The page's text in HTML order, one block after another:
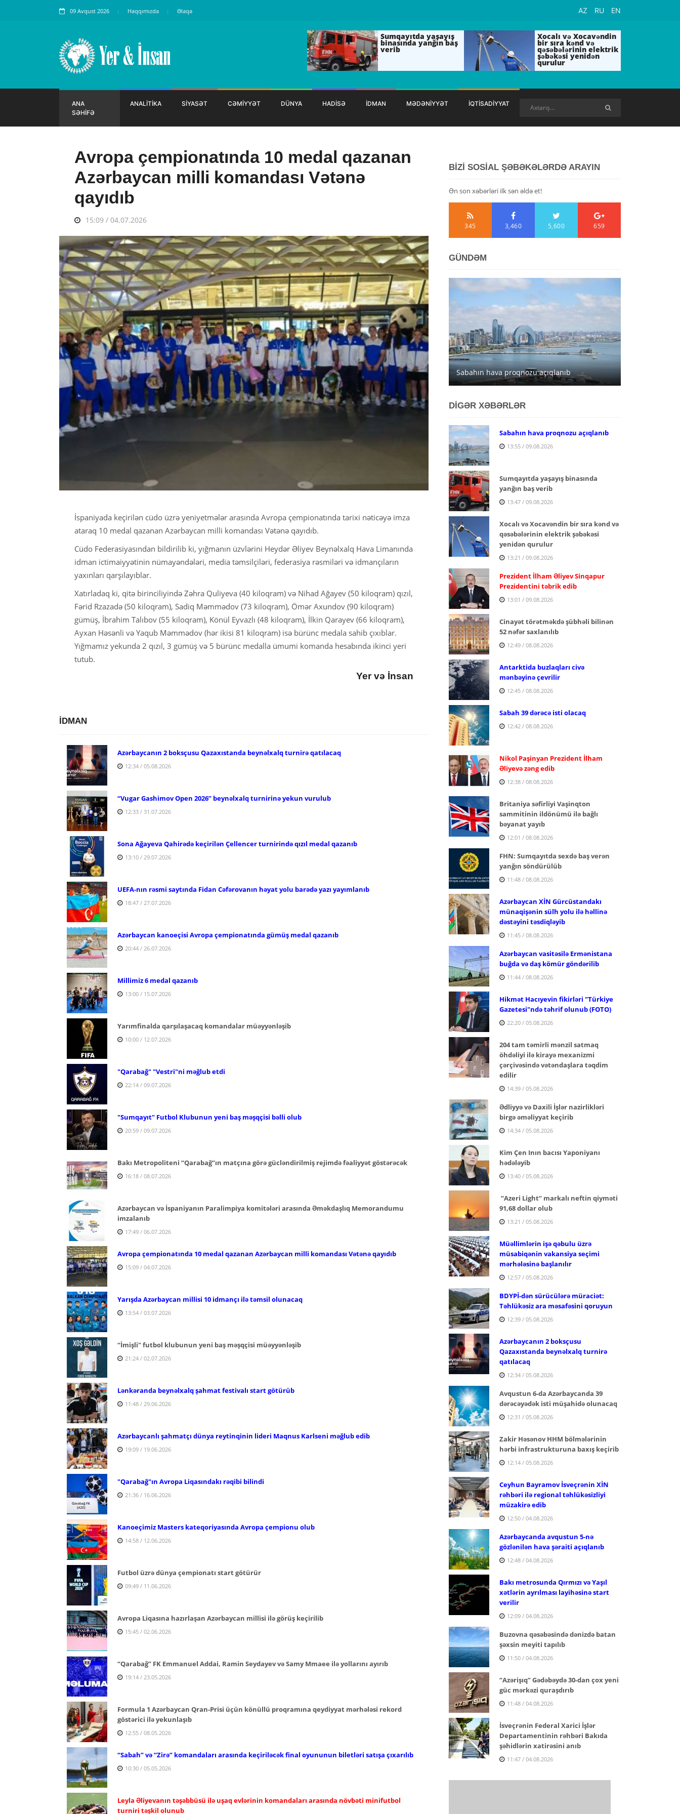
09 Avqust 2026 Haqqımızda Əlaqə AZ RU EN
Sumqayıtda yaşayış
binasında yanğın baş
verib
Xocalı və Xocavəndin
bir sıra kənd və
qəsəbələrinin elektrik
şəbəkəsi yenidən
qurulur
ANA
SƏHİFƏ
ANALİTİKA SİYASƏT CƏMİYYƏT DÜNYA HADİSƏ İDMAN MƏDƏNİYYƏT İQTİSADİYYAT
Avropa çempionatında 10 medal qazanan
Azərbaycan milli komandası Vətənə
qayıdıb
15:09 / 04.07.2026
İspaniyada keçirilən cüdo üzrə yeniyetmələr arasında Avropa çempionatında tarixi nəticəyə imza
ataraq 10 medal qazanan Azərbaycan milli komandası Vətənə qayıdıb.
Cüdo Federasiyasından bildirilib ki, yığmanın üzvlərini Heydər Əliyev Beynəlxalq Hava Limanında
idman ictimaiyyətinin nümayəndələri, media təmsilçiləri, federasiya rəsmiləri və idmançıların
yaxınları qarşılayıblar.
Xatırladaq ki, qitə birinciliyində Zəhra Quliyeva (40 kiloqram) və Nihad Ağayev (50 kiloqram) qızıl,
Fərid Rzazadə (50 kiloqram), Sadiq Məmmədov (73 kiloqram), Ömər Axundov (90 kiloqram)
gümüş, İbrahim Talıbov (55 kiloqram), Könül Eyvazlı (48 kiloqram), İlkin Qarayev (66 kiloqram),
Ayxan Həsənli və Yaqub Məmmədov (hər ikisi 81 kiloqram) isə bürünc medala sahib çıxıblar.
Yığmamız yekunda 2 qızıl, 3 gümüş və 5 bürünc medalla ümumi komanda hesabında ikinci yeri
tutub.
Yer və İnsan
İDMAN
Azərbaycanın 2 boksçusu Qazaxıstanda beynəlxalq turnirə qatılacaq
12:34 / 05.08.2026
“Vugar Gashimov Open 2026” beynəlxalq turnirinə yekun vurulub
12:33 / 31.07.2026
Sona Ağayeva Qahirədə keçirilən Çellencer turnirində qızıl medal qazanıb
13:10 / 29.07.2026
UEFA-nın rəsmi saytında Fidan Cəfərovanın həyat yolu barədə yazı yayımlanıb
18:47 / 27.07.2026
Azərbaycan kanoeçisi Avropa çempionatında gümüş medal qazanıb
20:44 / 26.07.2026
Millimiz 6 medal qazanıb
13:00 / 15.07.2026
Yarımfinalda qarşılaşacaq komandalar müəyyənləşib
10:00 / 12.07.2026
"Qarabağ" "Vestri"ni məğlub etdi
22:14 / 09.07.2026
"Sumqayıt" Futbol Klubunun yeni baş məşqçisi bəlli olub
20:59 / 09.07.2026
Bakı Metropoliteni “Qarabağ”ın matçına görə gücləndirilmiş rejimdə fəaliyyət göstərəcək
16:18 / 08.07.2026
Azərbaycan və İspaniyanın Paralimpiya komitələri arasında Əməkdaşlıq Memorandumu
imzalanıb
17:49 / 06.07.2026
Avropa çempionatında 10 medal qazanan Azərbaycan milli komandası Vətənə qayıdıb
15:09 / 04.07.2026
Yarışda Azərbaycan millisi 10 idmançı ilə təmsil olunacaq
13:54 / 03.07.2026
“İmişli" futbol klubunun yeni baş məşqçisi müəyyənləşib
21:24 / 02.07.2026
Lənkəranda beynəlxalq şahmat festivalı start götürüb
11:48 / 29.06.2026
Azərbaycanlı şahmatçı dünya reytinqinin lideri Maqnus Karlseni məğlub edib
19:09 / 19.06.2026
"Qarabağ"ın Avropa Liqasındakı rəqibi bilindi
21:36 / 16.06.2026
Kanoeçimiz Masters kateqoriyasında Avropa çempionu olub
14:58 / 12.06.2026
Futbol üzrə dünya çempionatı start götürür
09:49 / 11.06.2026
Avropa Liqasına hazırlaşan Azərbaycan millisi ilə görüş keçirilib
15:45 / 02.06.2026
“Qarabağ” FK Emmanuel Addai, Ramin Seydayev və Samy Mmaee ilə yollarını ayırıb
19:14 / 23.05.2026
Formula 1 Azərbaycan Qran-Prisi üçün könüllü proqramına qeydiyyat mərhələsi rekord
göstərici ilə yekunlaşıb
12:55 / 08.05.2026
“Sabah” və “Zirə” komandaları arasında keçiriləcək final oyununun biletləri satışa çıxarılıb
10:30 / 05.05.2026
Leyla Əliyevanın təşəbbüsü ilə uşaq evlərinin komandaları arasında növbəti minifutbol
turniri təşkil olunub
BİZİ SOSİAL ŞƏBƏKƏLƏRDƏ ARAYIN
Ən son xəbərləri ilk sən əldə et!
345 3,460 5,600 659
GÜNDƏM
Sabahın hava proqnozu açıqlanıb
DİGƏR XƏBƏRLƏR
Sabahın hava proqnozu açıqlanıb
13:55 / 09.08.2026
Sumqayıtda yaşayış binasında
yanğın baş verib
13:47 / 09.08.2026
Xocalı və Xocavəndin bir sıra kənd və
qəsəbələrinin elektrik şəbəkəsi
yenidən qurulur
13:21 / 09.08.2026
Prezident İlham Əliyev Sinqapur
Prezidentini təbrik edib
13:01 / 09.08.2026
Cinayət törətməkdə şübhəli bilinən
52 nəfər saxlanılıb
12:49 / 08.08.2026
Antarktida buzlaqları civə
mənbəyinə çevrilir
12:45 / 08.08.2026
Sabah 39 dərəcə isti olacaq
12:42 / 08.08.2026
Nikol Paşinyan Prezident İlham
Əliyevə zəng edib
12:38 / 08.08.2026
Britaniya səfirliyi Vaşinqton
sammitinin ildönümü ilə bağlı
bəyanat yayıb
12:01 / 08.08.2026
FHN: Sumqayıtda sexdə baş verən
yanğın söndürülüb
11:48 / 08.08.2026
Azərbaycan XİN Gürcüstandakı
münaqişənin sülh yolu ilə həllinə
dəstəyini təsdiqləyib
11:45 / 08.08.2026
Azərbaycan vasitəsilə Ermənistana
buğda və daş kömür göndərilib
11:44 / 08.08.2026
Hikmət Hacıyevin fikirləri "Türkiye
Gazetesi"ndə təhrif olunub (FOTO)
22:20 / 05.08.2026
204 tam təmirli mənzil satmaq
öhdəliyi ilə kirayə mexanizmi
çərçivəsində vətəndaşlara təqdim
edilir
14:39 / 05.08.2026
Ədliyyə və Daxili İşlər nazirlikləri
birgə əməliyyat keçirib
14:34 / 05.08.2026
Kim Çen Inın bacısı Yaponiyanı
hədələyib
13:40 / 05.08.2026
“Azeri Light” markalı neftin qiyməti
91,68 dollar olub
13:21 / 05.08.2026
Müəllimlərin işə qəbulu üzrə
müsabiqənin vakansiya seçimi
mərhələsinə başlanılır
12:57 / 05.08.2026
BDYPİ-dən sürücülərə müraciət:
Təhlükəsiz ara məsafəsini qoruyun
12:39 / 05.08.2026
Azərbaycanın 2 boksçusu
Qazaxıstanda beynəlxalq turnirə
qatılacaq
12:34 / 05.08.2026
Avqustun 6-da Azərbaycanda 39
dərəcəyədək isti müşahidə olunacaq
12:31 / 05.08.2026
Zakir Həsənov HHM bölmələrinin
hərbi infrastrukturuna baxış keçirib
12:14 / 05.08.2026
Ceyhun Bayramov İsveçrənin XİN
rəhbəri ilə regional təhlükəsizliyi
müzakirə edib
12:50 / 04.08.2026
Azərbaycanda avqustun 5-nə
gözlənilən hava şəraiti açıqlanıb
12:48 / 04.08.2026
Bakı metrosunda Qırmızı və Yaşıl
xətlərin ayrılması layihəsinə start
verilir
12:09 / 04.08.2026
Buzovna qəsəbəsində dənizdə batan
şəxsin meyiti tapılıb
11:50 / 04.08.2026
“Azərişıq” Gədəbəydə 30-dan çox yeni
güc mərkəzi quraşdırıb
11:48 / 04.08.2026
İsveçrənin Federal Xarici İşlər
Departamentinin rəhbəri Bakıda
şəhidlərin xatirəsini anıb
11:47 / 04.08.2026